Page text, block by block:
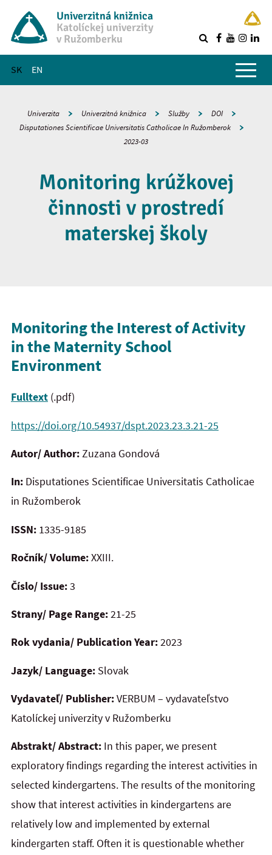
Univerzitná knižnica
Katolíckej univerzity
v Ružomberku
SK EN
Hlavné menu
Univerzita Univerzitná knižnica Služby
DOI
Disputationes Scientificae Universitatis Catholicae In Ružomberok
2023-03
Monitoring krúžkovej
činnosti v prostredí
materskej školy
Monitoring the Interest of Activity
in the Maternity School
Environment
Fulltext (.pdf)
https://doi.org/10.54937/dspt.2023.23.3.21-25
Autor/ Author:Zuzana Gondová
In: Disputationes Scientificae Universitatis Catholicae
in Ružomberok
ISSN: 1335-9185
Ročník/ Volume:XXIII.
Číslo/ Issue:3
Strany/ Page Range:21-25
Rok vydania/ Publication Year:2023
Jazyk/ Language: Slovak
Vydavateľ/ Publisher:VERBUM – vydavateľstvo
Katolíckej univerzity v Ružomberku
Abstrakt/ Abstract: In this paper, we present
exploratory findings regarding the interest activities in
selected kindergartens. The results of the monitoring
show that interest activities in kindergartens are
relatively low and implemented by external
kindergarten staff. Often it is questionable whether